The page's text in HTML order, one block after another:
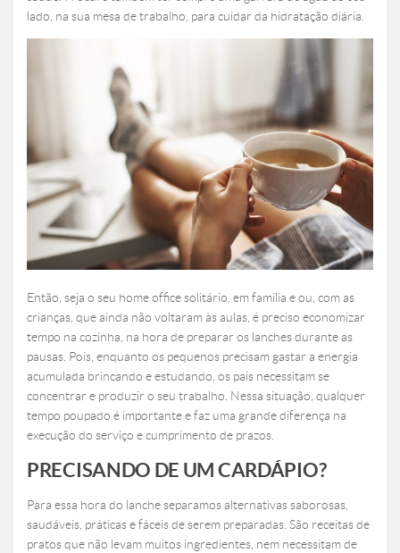
lado, na sua mesa de trabalho, para cuidar da hidratação diária.
Então, seja o seu home office solitário, em família e ou, com as
crianças, que ainda não voltaram às aulas, é preciso economizar
tempo na cozinha, na hora de preparar os lanches durante as
pausas. Pois, enquanto os pequenos precisam gastar a energia
acumulada brincando e estudando, os pais necessitam se
concentrar e produzir o seu trabalho. Nessa situação, qualquer
tempo poupado é importante e faz uma grande diferença na
execução do serviço e cumprimento de prazos.
PRECISANDO DE UM CARDÁPIO?
Para essa hora do lanche separamos alternativas saborosas,
saudáveis, práticas e fáceis de serem preparadas. São receitas de
pratos que não levam muitos ingredientes, nem necessitam de